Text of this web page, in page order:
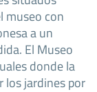
museo con
a un
El Museo
donde la
los jardines por